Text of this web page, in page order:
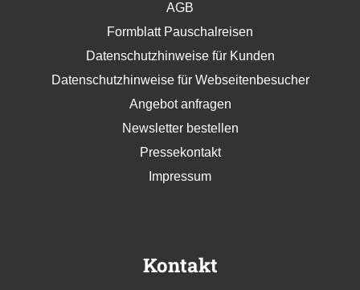
AGB
Formblatt Pauschalreisen
Datenschutzhinweise für Kunden
Datenschutzhinweise für Webseitenbesucher
Angebot anfragen
Newsletter bestellen
Pressekontakt
Impressum
Kontakt